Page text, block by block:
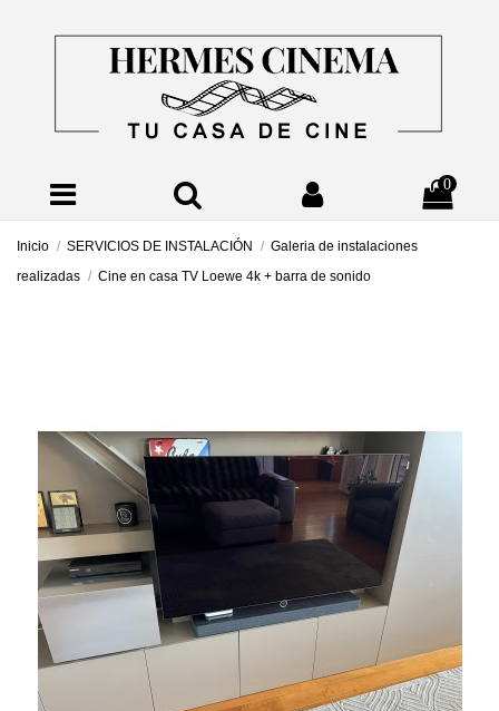
0
Inicio SERVICIOS DE INSTALACIÓN
Galeria de instalaciones
realizadas
Cine en casa TV Loewe 4k + barra de sonido